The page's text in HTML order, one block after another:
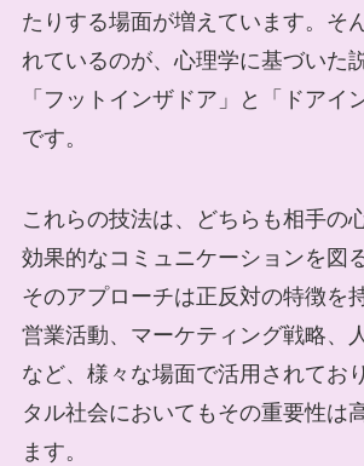
たりする場面が増えています。そ
れているのが、心理学に基づいた
「フットインザドア」と「ドアイ
です。
これらの技法は、どちらも相手の
効果的なコミュニケーションを図
そのアプローチは正反対の特徴を
営業活動、マーケティング戦略、
など、様々な場面で活用されてお
タル社会においてもその重要性は
ます。